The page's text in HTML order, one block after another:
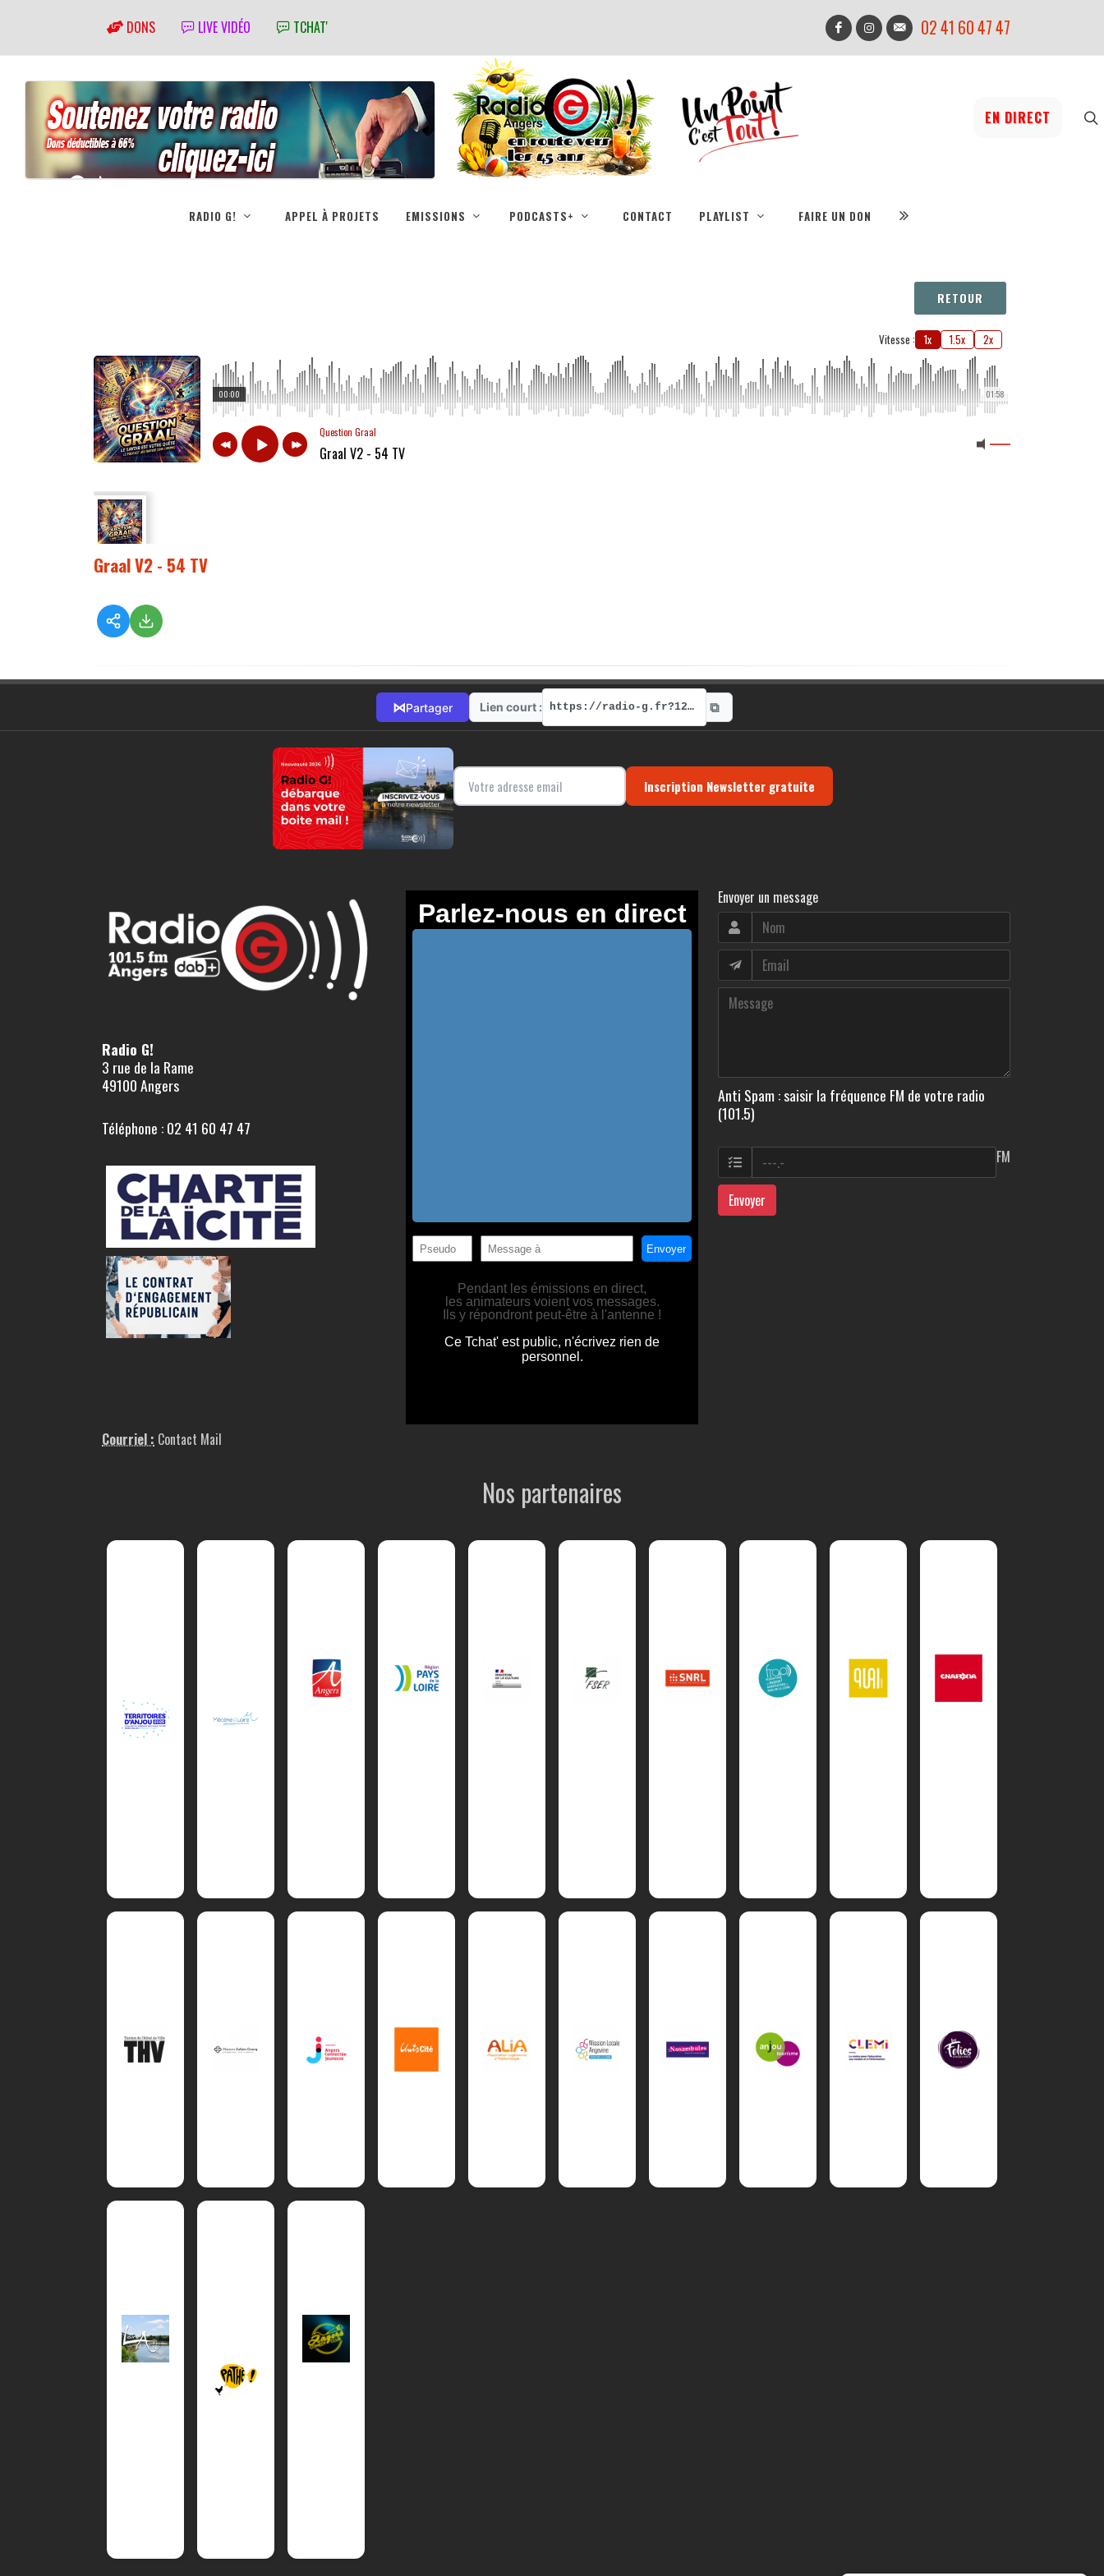
DONS LIVE VIDÉO TCHAT' 02 41 60 47 47
EN DIRECT
RADIO G! APPEL À PROJETS EMISSIONS PODCASTS+ CONTACT PLAYLIST FAIRE UN DON
RETOUR
Vitesse : 1x 1.5x 2x
01:58
00:00
Question Graal
Graal V2 - 54 TV
Graal V2 - 54 TV
⋈Partager Lien court : https://radio-g.fr?12388 ⧉
Inscription Newsletter gratuite
Radio G!
3 rue de la Rame
49100 Angers
Téléphone : 02 41 60 47 47
Courriel : Contact Mail
Envoyer un message
Anti Spam : saisir la fréquence FM de votre radio
(101.5)
FM
Envoyer
Nos partenaires